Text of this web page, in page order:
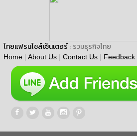
ไทยแฟรนไชส์เซ็นเตอร์ : รวมธุรกิจไทย
Home | About Us | Contact Us | Feedback